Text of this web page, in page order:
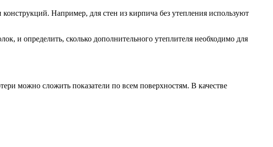
Например, для стен из кирпича без утепления используют
и определить, сколько дополнительного утеплителя необходимо для
можно сложить показатели по всем поверхностям. В качестве